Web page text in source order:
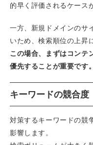
的早く評価されるケース
一方、新規ドメインのサ
いため、検索順位の上昇
この場合、まずはコンテ
優先することが重要です。
キーワードの競合度
対策するキーワードの競
影響します。